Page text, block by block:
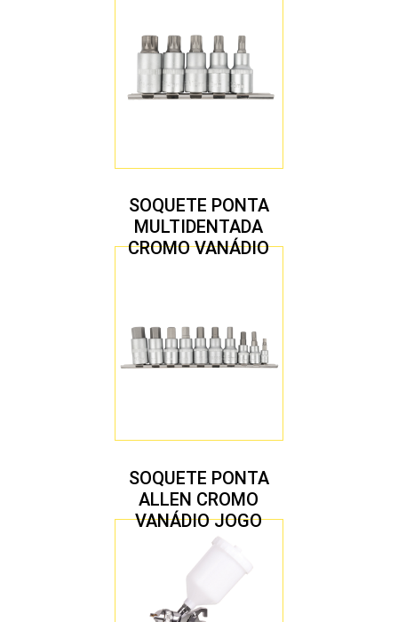
SOQUETE PONTA
MULTIDENTADA
CROMO VANÁDIO
SOQUETE PONTA
ALLEN CROMO
VANÁDIO JOGO
COM 10 PEÇAS